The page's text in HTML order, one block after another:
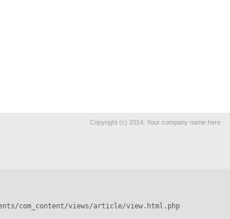
Copyright (c) 2014. Your company name here
com_content/views/article/view.html.php